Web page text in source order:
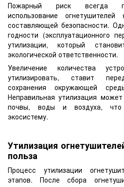
Пожарный риск всегда
использование
составляющей безопасности.
годности (эксплуатационного
утилизации, который
экологической ответственности.
Увеличение количества
утилизировать, ставит
сохранения окружающей
Неправильная утилизация
почвы, воды и воздуха, что
экосистему.
Утилизация
польза
Процесс утилизации
этапов. После сбора